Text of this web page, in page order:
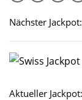
Nächster
Aktueller